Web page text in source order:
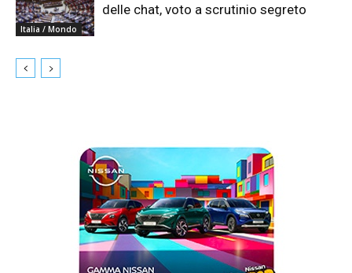
Italia / Mondo
delle chat, voto a scrutinio segreto